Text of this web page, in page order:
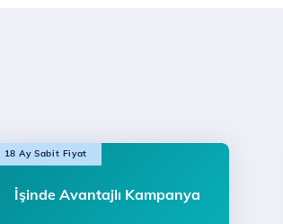
18 Ay Sabit Fiyat
İşinde Avantajlı Kampanya